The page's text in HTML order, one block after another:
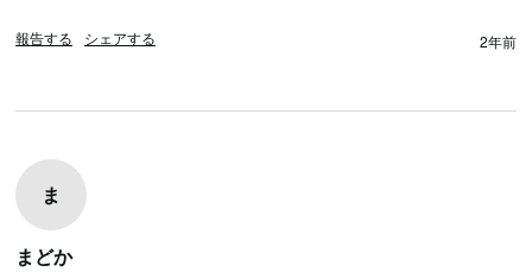
報告する シェアする 2年前
ま
まどか